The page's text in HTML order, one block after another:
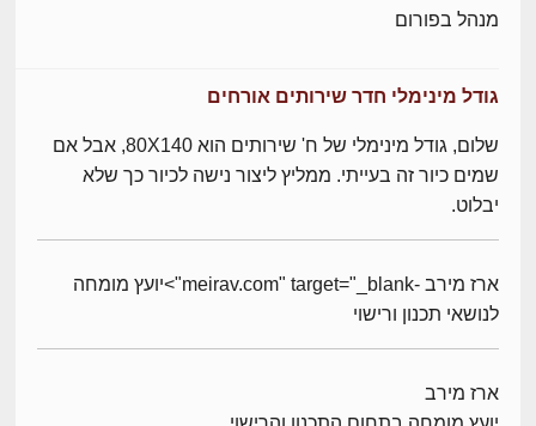
מנהל בפורום
גודל מינימלי חדר שירותים אורחים
שלום, גודל מינימלי של ח' שירותים הוא 80X140, אבל אם
שמים כיור זה בעייתי. ממליץ ליצור נישה לכיור כך שלא
יבלוט.
ארז מירב -meirav.com" target="_blank">יועץ מומחה
לנושאי תכנון ורישוי
ארז מירב